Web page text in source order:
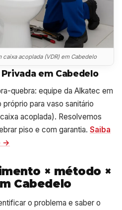
acoplada (VDR) em Cabedelo
em Cabedelo
quebra: equipe da Alkatec em
para vaso sanitário
acoplada). Resolvemos
piso e com garantia. Saiba
→
× método ×
Cabedelo
o problema e saber o